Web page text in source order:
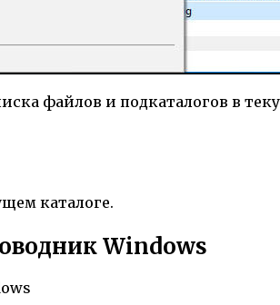
файлов и подкаталогов в
каталоге.
Windows